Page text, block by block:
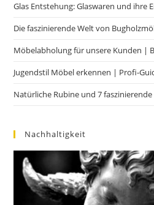
Glas Entstehung: Glaswaren und ihre
Die faszinierende Welt von
Möbelabholung für unsere Kunden |
Jugendstil Möbel erkennen | Profi-
Natürliche Rubine und 7
Nachhaltigkeit